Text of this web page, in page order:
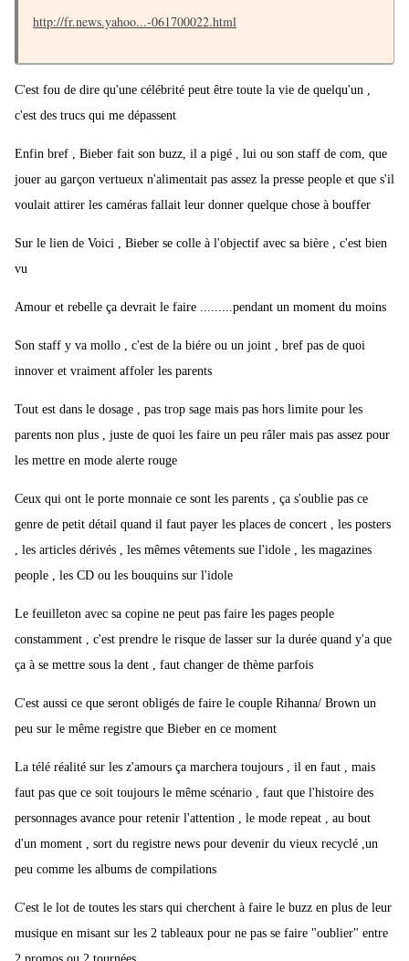
http://fr.news.yahoo...-061700022.html
C'est fou de dire qu'une célébrité peut être toute la vie de quelqu'un ,
c'est des trucs qui me dépassent
Enfin bref , Bieber fait son buzz, il a pigé , lui ou son staff de com, que
jouer au garçon vertueux n'alimentait pas assez la presse people et que s'il
voulait attirer les caméras fallait leur donner quelque chose à bouffer
Sur le lien de Voici , Bieber se colle à l'objectif avec sa bière , c'est bien
vu
Amour et rebelle ça devrait le faire .........pendant un moment du moins
Son staff y va mollo , c'est de la biére ou un joint , bref pas de quoi
innover et vraiment affoler les parents
Tout est dans le dosage , pas trop sage mais pas hors limite pour les
parents non plus , juste de quoi les faire un peu râler mais pas assez pour
les mettre en mode alerte rouge
Ceux qui ont le porte monnaie ce sont les parents , ça s'oublie pas ce
genre de petit détail quand il faut payer les places de concert , les posters
, les articles dérivés , les mêmes vêtements sue l'idole , les magazines
people , les CD ou les bouquins sur l'idole
Le feuilleton avec sa copine ne peut pas faire les pages people
constamment , c'est prendre le risque de lasser sur la durée quand y'a que
ça à se mettre sous la dent , faut changer de thème parfois
C'est aussi ce que seront obligés de faire le couple Rihanna/ Brown un
peu sur le même registre que Bieber en ce moment
La télé réalité sur les z'amours ça marchera toujours , il en faut , mais
faut pas que ce soit toujours le même scénario , faut que l'histoire des
personnages avance pour retenir l'attention , le mode repeat , au bout
d'un moment , sort du registre news pour devenir du vieux recyclé ,un
peu comme les albums de compilations
C'est le lot de toutes les stars qui cherchent à faire le buzz en plus de leur
musique en misant sur les 2 tableaux pour ne pas se faire "oublier" entre